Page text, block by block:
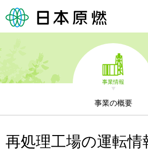
事業情報
事業の概要
再処理工場の運転情